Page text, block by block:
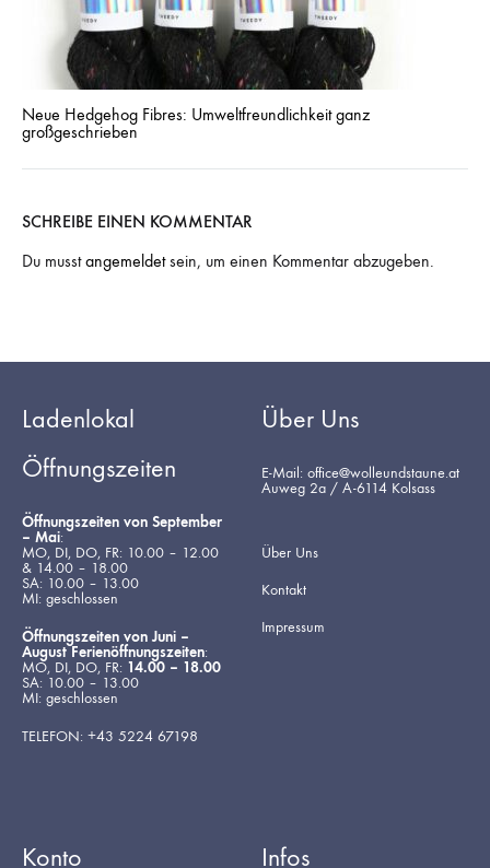
Neue Hedgehog Fibres: Umweltfreundlichkeit ganz
großgeschrieben
SCHREIBE EINEN KOMMENTAR
Du musstangemeldetsein, um einen Kommentar abzugeben.
Ladenlokal
Öffnungszeiten
Öffnungszeiten von September
– Mai:
MO, DI, DO, FR: 10.00 – 12.00
& 14.00 – 18.00
SA: 10.00 – 13.00
MI: geschlossen
Öffnungszeiten von Juni –
August Ferienöffnungszeiten:
MO, DI, DO, FR: 14.00 – 18.00
SA: 10.00 – 13.00
MI: geschlossen
TELEFON: +43 5224 67198
Über Uns
E-Mail: office@wolleundstaune.at
Auweg 2a / A-6114 Kolsass
Über Uns
Kontakt
Impressum
Konto Infos